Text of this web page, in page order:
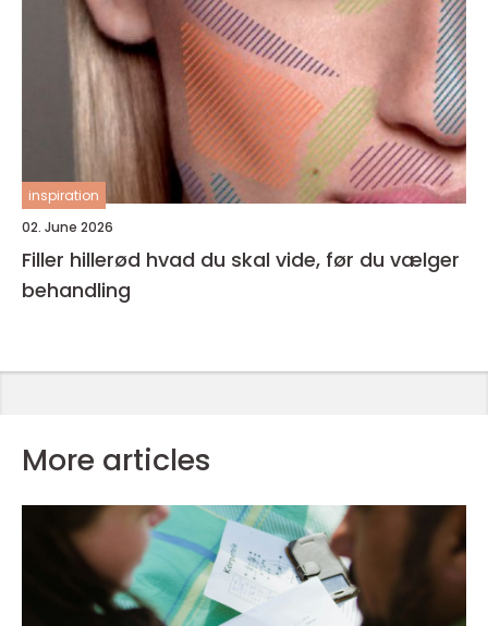
inspiration
02. June 2026
Filler hillerød hvad du skal vide, før du vælger
behandling
More articles